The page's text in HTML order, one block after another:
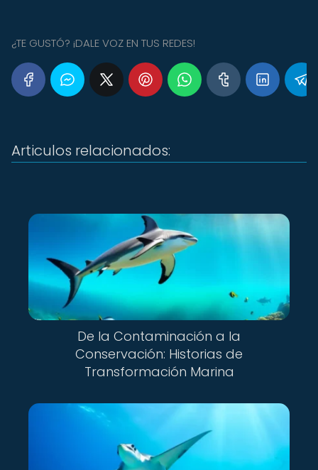
¿TE GUSTÓ? ¡DALE VOZ EN TUS REDES!
Articulos relacionados:
De la Contaminación a la
Conservación: Historias de
Transformación Marina